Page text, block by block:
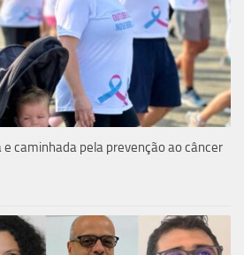
e caminhada pela prevenção ao câncer